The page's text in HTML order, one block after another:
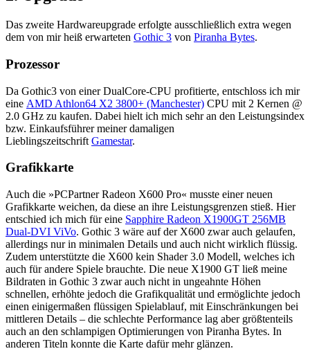
Das zweite Hardwareupgrade erfolgte ausschließlich extra wegen
dem von mir heiß erwarteten Gothic 3 von Piranha Bytes.
Prozessor
Da Gothic3 von einer DualCore-CPU profitierte, entschloss ich mir
eine AMD Athlon64 X2 3800+ (Manchester) CPU mit 2 Kernen @
2.0 GHz zu kaufen. Dabei hielt ich mich sehr an den Leistungsindex
bzw. Einkaufsführer meiner damaligen
Lieblingszeitschrift Gamestar.
Grafikkarte
Auch die »PCPartner Radeon X600 Pro« musste einer neuen
Grafikkarte weichen, da diese an ihre Leistungsgrenzen stieß. Hier
entschied ich mich für eine Sapphire Radeon X1900GT 256MB
Dual-DVI ViVo. Gothic 3 wäre auf der X600 zwar auch gelaufen,
allerdings nur in minimalen Details und auch nicht wirklich flüssig.
Zudem unterstützte die X600 kein Shader 3.0 Modell, welches ich
auch für andere Spiele brauchte. Die neue X1900 GT ließ meine
Bildraten in Gothic 3 zwar auch nicht in ungeahnte Höhen
schnellen, erhöhte jedoch die Grafikqualität und ermöglichte jedoch
einen einigermaßen flüssigen Spielablauf, mit Einschränkungen bei
mittleren Details – die schlechte Performance lag aber größtenteils
auch an den schlampigen Optimierungen von Piranha Bytes. In
anderen Titeln konnte die Karte dafür mehr glänzen.